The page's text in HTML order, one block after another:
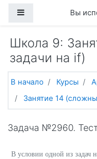
Боковая панель
Вы
Школа 9:
задачи на if)
В начало Курсы
Занятие 14
Задача №2960.
В условии одной из задач